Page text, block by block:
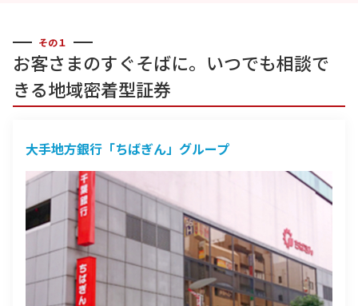
その１
お客さまのすぐそばに。いつでも相談で
きる地域密着型証券
大手地方銀行「ちばぎん」グループ